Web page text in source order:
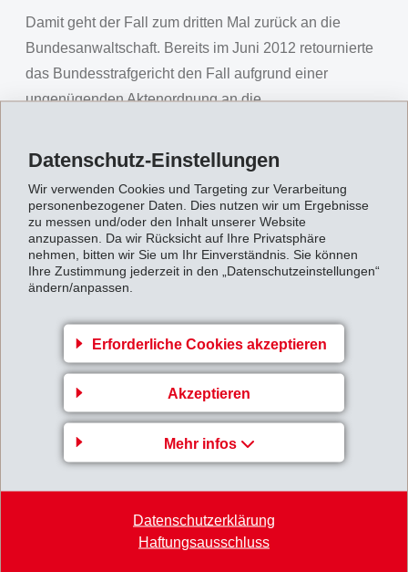
Datenschutz-Einstellungen
Wir verwenden Cookies und Targeting zur Verarbeitung
personenbezogener Daten. Dies nutzen wir um Ergebnisse
zu messen und/oder den Inhalt unserer Website
anzupassen. Da wir Rücksicht auf Ihre Privatsphäre
nehmen, bitten wir Sie um Ihr Einverständnis. Sie können
Ihre Zustimmung jederzeit in den „Datenschutzeinstellungen“
ändern/anpassen.
Erforderliche Cookies akzeptieren
Akzeptieren
Mehr infos
Datenschutzerklärung
Haftungsausschluss
Damit geht der Fall zum dritten Mal zurück an die
Bundesanwaltschaft. Bereits im Juni 2012 retournierte
das Bundesstrafgericht den Fall aufgrund einer
ungenügenden Aktenordnung an die
Anklage wegen gravierender formeller Mängel
ebenfalls an die Bundesanwaltschaft zurückgewiesen.
Mit der neuerlichen Rückweisung liegt der Fall wieder
bei der Bundesanwaltschaft zur zusätzlichen
Untersuchung, womit sich der Fall nochmals verzögert
und weitere Anklagepunkte zu verjähren drohen.
EMS ist erschüttert, dass aufgrund von fortgesetzten
formellen Vorgehensfehlern der Bundesanwaltschaft
die Durchsetzung von materiellen Rechtsansprüchen
in der Schweiz offensichtlich nicht mehr gewährleistet
ist. Im Rahmen der nun über 6-jährigen Untersuchung
beurteilten bereits vier unabhängige Gutachter den
Geheimnisgehalt der bei den Beschuldigten
beschlagnahmten Dokumente als gegeben...
130207_MM_Rechtsfall_EMS-